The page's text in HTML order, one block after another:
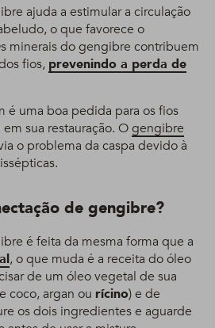
ajuda a estimular a circulação
o que favorece o
minerais do gengibre contribuem
fios, prevenindo a perda de
uma boa pedida para os fios
sua restauração. Ogengibre
o problema da caspa devido à
de gengibre?
é feita da mesma forma que a
, o que muda é a receita do óleo
de um óleo vegetal de sua
coco, argan ou rícino) e de
os dois ingredientes e aguarde